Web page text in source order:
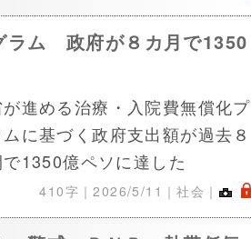
ラム 政府が８カ月で1350
進める治療・入院費無償化プ
ムに基づく政府支出額が過去８
1350億ペソに達した
410字｜2026/5/11 ｜社会｜ .